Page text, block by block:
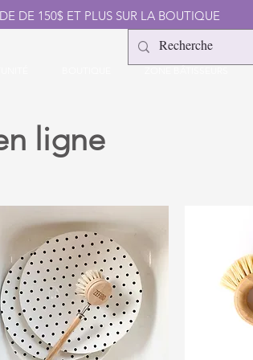
DE 150$ ET PLUS SUR LA BOUTIQUE
ligne